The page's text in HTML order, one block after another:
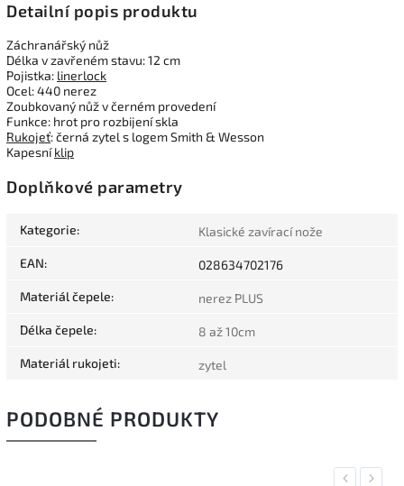
Detailní popis produktu
Záchranářský nůž
Délka v zavřeném stavu: 12 cm
Pojistka: linerlock
Ocel: 440 nerez
Zoubkovaný nůž v černém provedení
Funkce: hrot pro rozbijení skla
Rukojeť: černá zytel s logem Smith & Wesson
Kapesníklip
Doplňkové parametry
Kategorie: Klasické zavírací nože
EAN: 028634702176
Materiál čepele: nerez PLUS
Délka čepele: 8 až 10cm
Materiál rukojeti: zytel
PODOBNÉ PRODUKTY
Previous
Next